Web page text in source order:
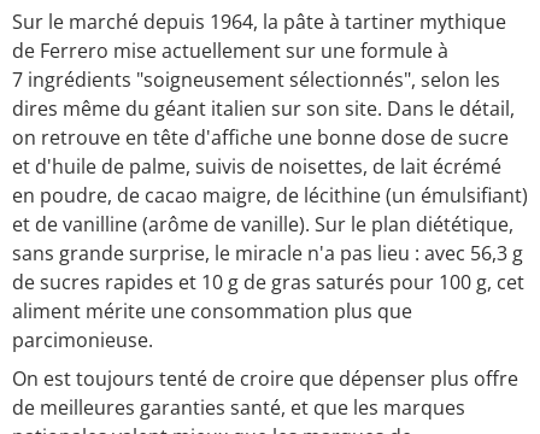
Sur le marché depuis 1964, la pâte à tartiner mythique
de Ferrero mise actuellement sur une formule à
7 ingrédients "soigneusement sélectionnés", selon les
dires même du géant italien sur son site. Dans le détail,
on retrouve en tête d'affiche une bonne dose de sucre
et d'huile de palme, suivis de noisettes, de lait écrémé
en poudre, de cacao maigre, de lécithine (un émulsifiant)
et de vanilline (arôme de vanille). Sur le plan diététique,
sans grande surprise, le miracle n'a pas lieu : avec 56,3 g
de sucres rapides et 10 g de gras saturés pour 100 g, cet
aliment mérite une consommation plus que
parcimonieuse.
On est toujours tenté de croire que dépenser plus offre
de meilleures garanties santé, et que les marques